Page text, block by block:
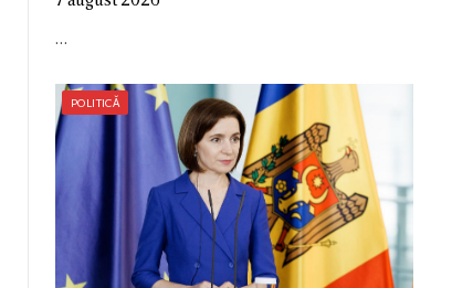
…
POLITICĂ